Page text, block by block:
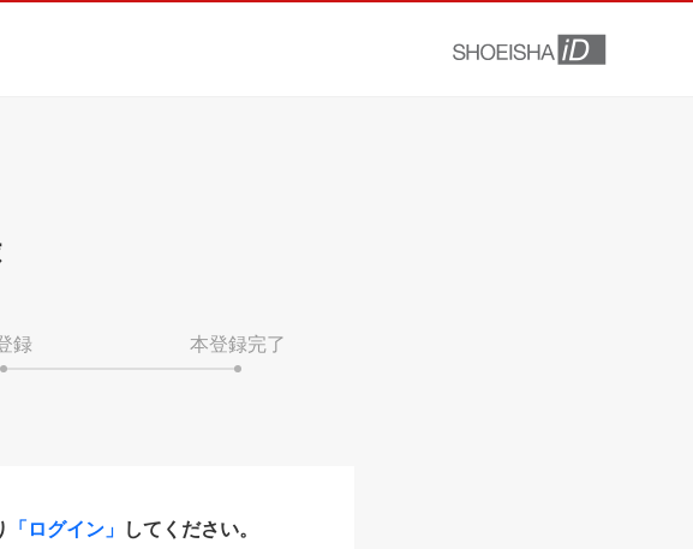
録 本登録完了
「ログイン」 してください。